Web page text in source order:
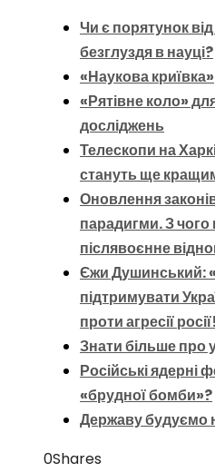
Чи є порятунок
безглуздя в науці?
«Наукова криївка»
«Рятівне коло»
досліджень
Телескопи на
стануть ще
Оновлення
парадигми. З чого
післявоєнне
Єжи Душинський:
підтримувати
проти агресії
Знати більше про
Російські ядерні
«брудної бомби»?
Державу будуємо
0Shares